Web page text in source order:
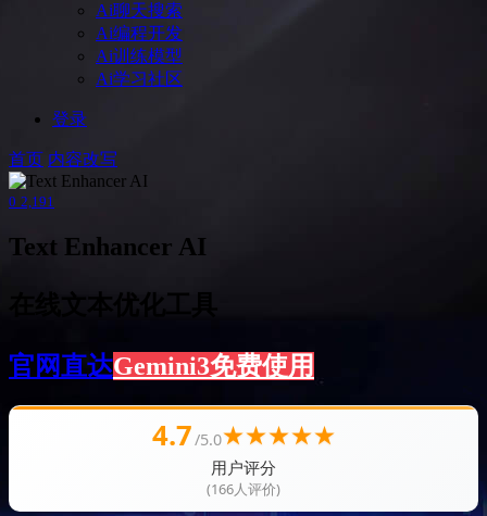
Ai聊天搜索
Ai编程开发
Ai训练模型
Ai学习社区
登录
首页 内容改写
0 2,191
Text Enhancer AI
官网直达Gemini3免费使用
4.7/5.0★★★★★
用户评分
(166人评价)